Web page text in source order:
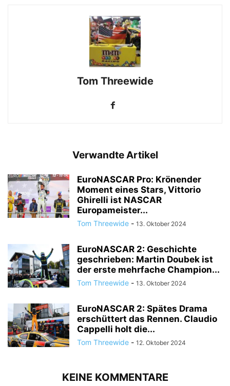
Tom Threewide
Verwandte Artikel
EuroNASCAR Pro: Krönender
Moment eines Stars, Vittorio
Ghirelli ist NASCAR
Europameister...
Tom Threewide - 13. Oktober 2024
EuroNASCAR 2: Geschichte
geschrieben: Martin Doubek ist
der erste mehrfache Champion...
Tom Threewide - 13. Oktober 2024
EuroNASCAR 2: Spätes Drama
erschüttert das Rennen. Claudio
Cappelli holt die...
Tom Threewide - 12. Oktober 2024
KEINE KOMMENTARE